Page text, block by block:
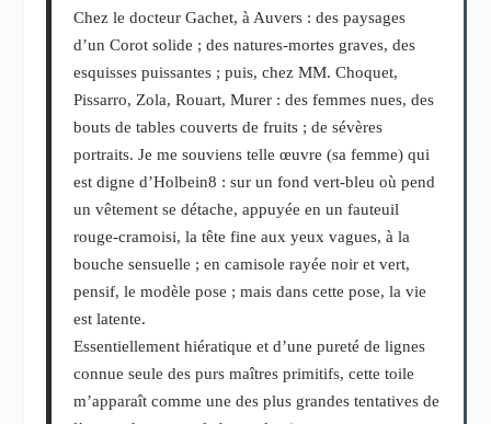
Chez le docteur Gachet, à Auvers : des paysages
d’un Corot solide ; des natures-mortes graves, des
esquisses puissantes ; puis, chez MM. Choquet,
Pissarro, Zola, Rouart, Murer : des femmes nues, des
bouts de tables couverts de fruits ; de sévères
portraits. Je me souviens telle œuvre (sa femme) qui
est digne d’Holbein8 : sur un fond vert-bleu où pend
un vêtement se détache, appuyée en un fauteuil
rouge-cramoisi, la tête fine aux yeux vagues, à la
bouche sensuelle ; en camisole rayée noir et vert,
pensif, le modèle pose ; mais dans cette pose, la vie
est latente.
Essentiellement hiératique et d’une pureté de lignes
connue seule des purs maîtres primitifs, cette toile
m’apparaît comme une des plus grandes tentatives de